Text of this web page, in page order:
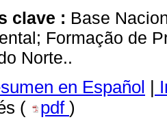
clave : Base
Formação de
Norte..
en Español |
(
pdf )